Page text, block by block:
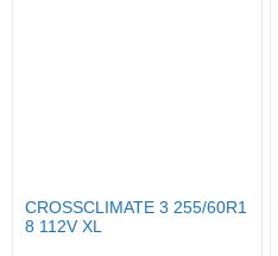
CROSSCLIMATE 3 255/60R1
8 112V XL